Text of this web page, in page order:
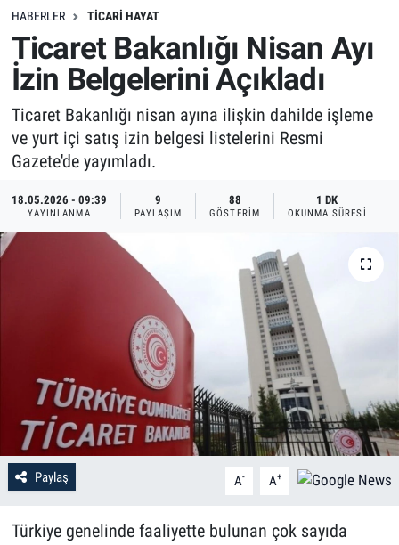
HABERLER TICARI HAYAT
Ticaret Bakanlığı Nisan Ayı
İzin Belgelerini Açıkladı
Ticaret Bakanlığı nisan ayına ilişkin dahilde işleme
ve yurt içi satış izin belgesi listelerini Resmi
Gazete'de yayımladı.
18.05.2026 - 09:39
YAYINLANMA
9
PAYLAŞIM
88
GÖSTERIM
1 DK
OKUNMA SÜRESI
Paylaş A- A+
Türkiye genelinde faaliyette bulunan çok sayıda